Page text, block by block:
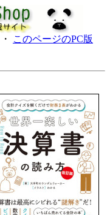
・ このページのPC版